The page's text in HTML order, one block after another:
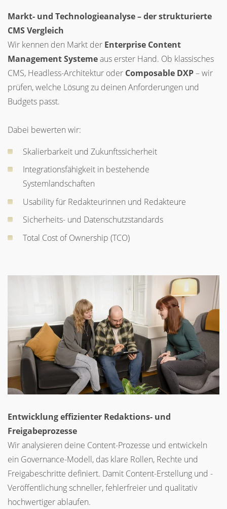
Markt- und Technologieanalyse – der strukturierte
CMS Vergleich
Wir kennen den Markt der Enterprise Content
Management Systemeaus erster Hand. Ob klassisches
CMS, Headless-Architektur oder Composable DXP– wir
prüfen, welche Lösung zu deinen Anforderungen und
Budgets passt.
Dabei bewerten wir:
Skalierbarkeit und Zukunftssicherheit
Integrationsfähigkeit in bestehende
Systemlandschaften
Usability für Redakteurinnen und Redakteure
Sicherheits- und Datenschutzstandards
Total Cost of Ownership (TCO)
Entwicklung effizienter Redaktions- und
Freigabeprozesse
Wir analysieren deine Content-Prozesse und entwickeln
ein Governance-Modell, das klare Rollen, Rechte und
Freigabeschritte definiert. Damit Content-Erstellung und -
Veröffentlichung schneller, fehlerfreier und qualitativ
hochwertiger ablaufen.